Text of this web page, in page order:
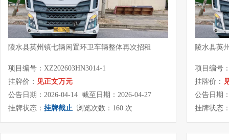
陵水县英州镇七辆闲置环卫车辆整体再次招租
项目编号：XZ202603HN3014-1
挂牌价： 见正文万元
公告日期：2026-04-14 截至日期：2026-04-27
挂牌状态： 挂牌截止 浏览次数：160 次
陵水县英
项目编号
挂牌价：
公告日期
挂牌状态